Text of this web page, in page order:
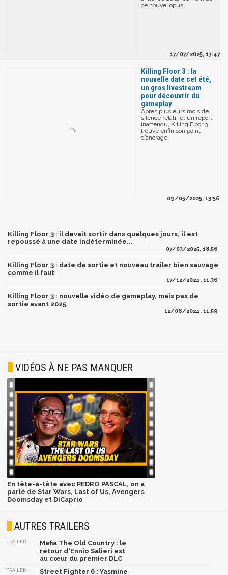
ce nouvel opus.
17/07/2025, 17:47
Killing Floor 3 : la
nouvelle date cet été,
un gros livestream
pour découvrir du
gameplay
Après plusieurs mois de
silence relatif et un report
inattendu, Killing Floor 3
trouve enfin son point
d’ancrage.
09/05/2025, 13:56
Killing Floor 3 : il devait sortir dans quelques jours, il est
repoussé à une date indéterminée...
07/03/2025, 18:56
Killing Floor 3 : date de sortie et nouveau trailer bien sauvage
comme il faut
17/12/2024, 11:36
Killing Floor 3 : nouvelle vidéo de gameplay, mais pas de
sortie avant 2025
12/06/2024, 11:59
VIDÉOS À NE PAS MANQUER
En tête-à-tête avec PEDRO PASCAL, on a
parlé de Star Wars, Last of Us, Avengers
Doomsday et DiCaprio
AUTRES TRAILERS
TRAILER
Mafia The Old Country : le
retour d'Ennio Salieri est
au cœur du premier DLC
TRAILER Street Fighter 6 : Yasmine